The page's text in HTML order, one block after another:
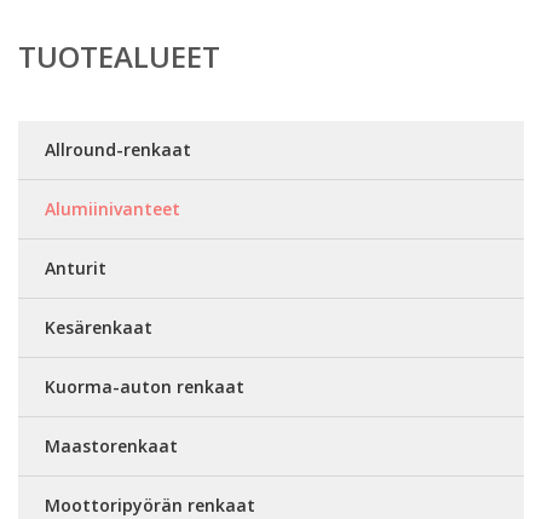
TUOTEALUEET
Allround-renkaat
Alumiinivanteet
Anturit
Kesärenkaat
Kuorma-auton renkaat
Maastorenkaat
Moottoripyörän renkaat